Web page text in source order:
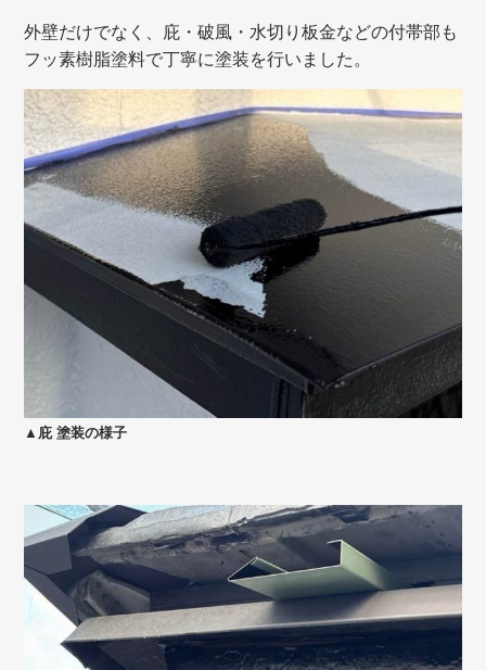
外壁だけでなく、庇・破風・水切り板金などの付帯部も
フッ素樹脂塗料で丁寧に塗装を行いました。
▲庇 塗装の様子